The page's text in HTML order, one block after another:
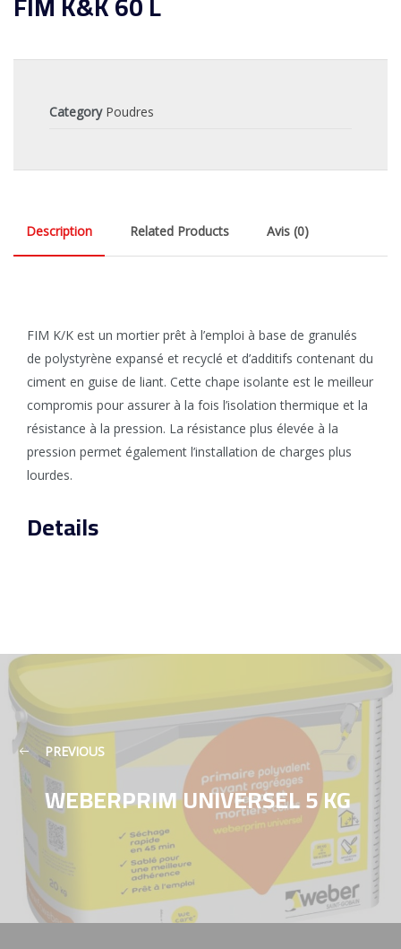
Category Poudres
Description Related Products Avis (0)
FIM K/K est un mortier prêt à l’emploi à base de granulés
de polystyrène expansé et recyclé et d’additifs contenant du
ciment en guise de liant. Cette chape isolante est le meilleur
compromis pour assurer à la fois l’isolation thermique et la
résistance à la pression. La résistance plus élevée à la
pression permet également l’installation de charges plus
lourdes.
Details
PREVIOUS
WEBERPRIM UNIVERSEL 5 KG